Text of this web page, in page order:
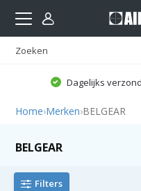
Dagelijks
Home›Merken›BELGEAR
BELGEAR
Filters